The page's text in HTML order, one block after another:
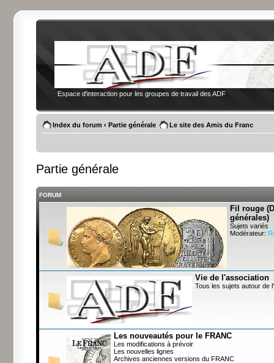
Espace d'interaction pour les groupes de travail des ADF
Index du forum ‹ Partie générale Le site des Amis du Franc
Partie générale
FORUM
Fil rouge
générales)
Sujets variés
Modérateur:
Vie de l'association
Tous les sujets autour de
Les nouveautés pour le FRANC
Les modifications à prévoir
Les nouvelles lignes
Archives anciennes versions du FRANC